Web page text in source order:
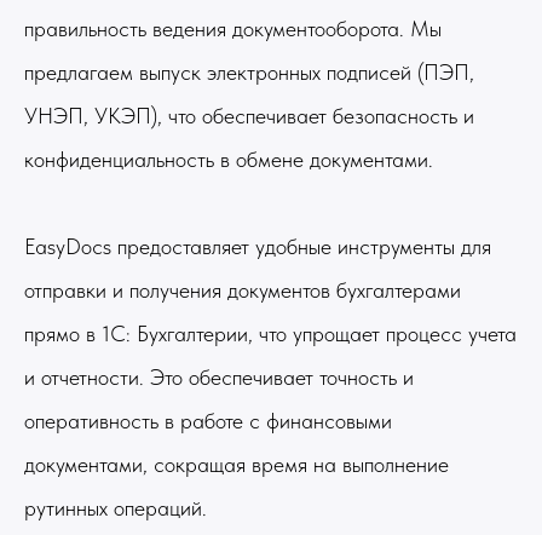
правильность ведения документооборота. Мы
предлагаем выпуск электронных подписей (ПЭП,
УНЭП, УКЭП), что обеспечивает безопасность и
конфиденциальность в обмене документами.
EasyDocs предоставляет удобные инструменты для
отправки и получения документов бухгалтерами
прямо в 1С: Бухгалтерии, что упрощает процесс учета
и отчетности. Это обеспечивает точность и
оперативность в работе с финансовыми
документами, сокращая время на выполнение
рутинных операций.